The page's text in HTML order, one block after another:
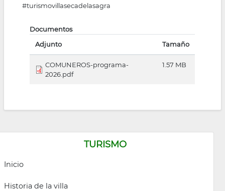
TURISMO
Inicio
Historia de la villa
#turismovillasecadelasagra
Documentos
Adjunto
Tamaño
COMUNEROS-programa-
2026.pdf
1.57 MB